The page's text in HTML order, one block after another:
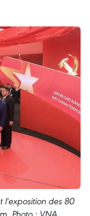
l'exposition des 80